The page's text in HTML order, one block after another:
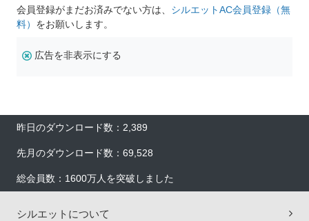
会員登録がまだお済みでない方は、 シルエットAC会員登録（無
料） をお願いします。
広告を非表示にする
昨日のダウンロード数：2,389
先月のダウンロード数：69,528
総会員数：1600万人を突破しました
シルエットについて